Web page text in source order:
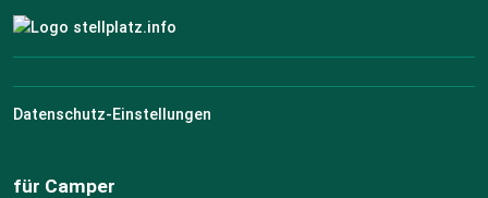
Datenschutz-Einstellungen
für Camper